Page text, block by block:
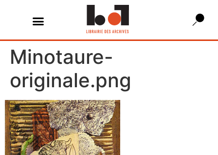
Minotaure-
originale.png